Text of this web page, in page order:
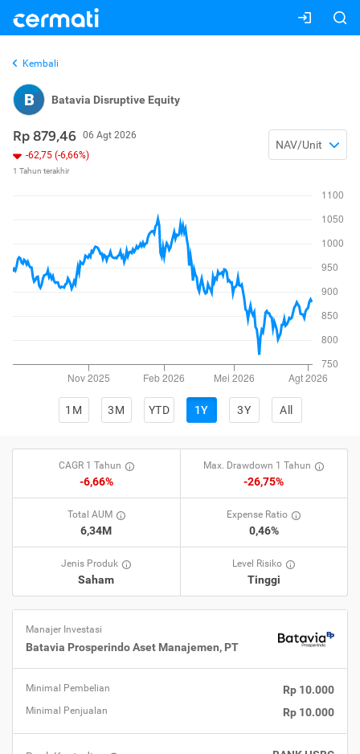
Kembali
B Batavia Disruptive Equity
Rp 879,46 06 Agt 2026
-62,75 (-6,66%)
1 Tahun terakhir
NAV/Unit
1M 3M YTD 1Y 3Y All
CAGR 1 Tahun
-6,66%
Max. Drawdown 1 Tahun
-26,75%
Total AUM
6,34M
Expense Ratio
0,46%
Jenis Produk
Saham
Level Risiko
Tinggi
Manajer Investasi
Batavia Prosperindo Aset Manajemen, PT
Minimal Pembelian Rp 10.000
Minimal Penjualan Rp 10.000